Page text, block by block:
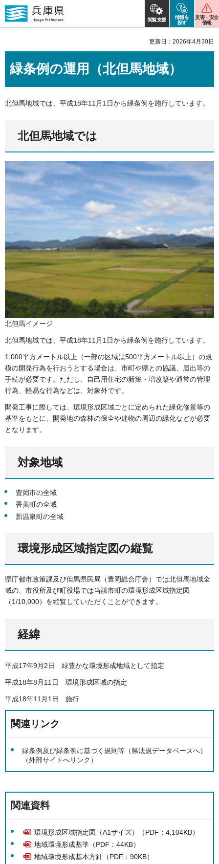
閲覧支援
情報を
探す
災害・安全
情報
更新日：2026年4月30日
緑条例の運用（北但馬地域）
北但馬地域では、平成18年11月1日から緑条例を施行しています。
北但馬地域では
北但馬イメージ
北但馬地域では、平成18年11月1日から緑条例を施行しています。
1,000平方メートル以上（一部の区域は500平方メートル以上）の規
模の開発行為を行おうとする場合は、市町や県との協議、届出等の
手続が必要です。ただし、自己用住宅の新築・増改築や通常の管理
行為、軽易な行為などは、対象外です。
開発工事に際しては、環境形成区域ごとに定められた緑化修景等の
基準をもとに、開発地の森林の保全や建物の周辺の緑化などが必要
となります。
対象地域
豊岡市の全域
香美町の全域
新温泉町の全域
環境形成区域指定図の縦覧
県庁都市政策課及び但馬県民局（豊岡総合庁舎）では北但馬地域全
域の、市役所及び町役場では当該市町の環境形成区域指定図
（1/10,000）を縦覧していただくことができます。
経緯
平成17年9月2日 緑豊かな環境形成地域として指定
平成18年8月11日 環境形成区域の指定
平成18年11月1日 施行
関連リンク
緑条例及び緑条例に基づく規則等（県法規データベースへ）
（外部サイトへリンク）
関連資料
環境形成区域指定図（A1サイズ）（PDF：4,104KB）
地域環境形成基準（PDF：44KB）
地域環境形成基本方針（PDF：90KB）